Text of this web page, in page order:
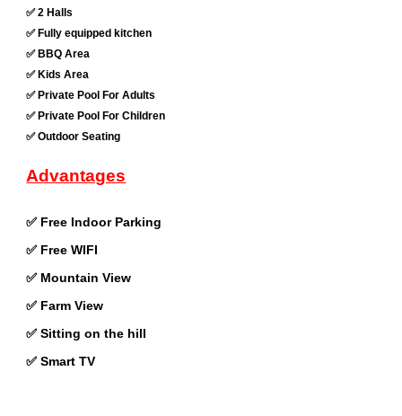
✅ 2 Halls
✅ Fully equipped kitchen
✅ BBQ Area
✅ Kids Area
✅ Private Pool For Adults
✅ Private Pool For Children
✅ Outdoor Seating
Advantages
✅ Free Indoor Parking
✅ Free WIFI
✅ Mountain View
✅ Farm View
✅ Sitting on the hill
✅ Smart TV